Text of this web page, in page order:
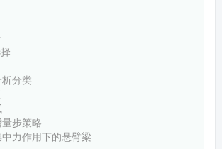
分类
步策略
力作用下的悬臂梁